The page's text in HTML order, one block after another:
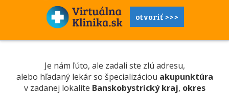
otvoriť >>>
Je nám ľúto, ale zadali ste zlú adresu,
alebo hľadaný lekár so špecializáciou akupunktúra
v zadanej lokalite Banskobystrický kraj, okres